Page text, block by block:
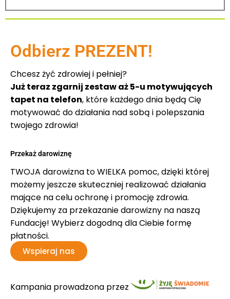
Odbierz PREZENT!
Chcesz żyć zdrowiej i pełniej?
Już teraz zgarnij zestaw aż 5-u motywujących
tapet na telefon, które każdego dnia będą Cię
motywować do działania nad sobą i polepszania
twojego zdrowia!
Przekaż darowiznę
TWOJA darowizna to WIELKA pomoc, dzięki której
możemy jeszcze skuteczniej realizować działania
mające na celu ochronę i promocję zdrowia.
Dziękujemy za przekazanie darowizny na naszą
Fundację! Wybierz dogodną dla Ciebie formę
płatności.
Wspieraj nas
Kampania prowadzona przez